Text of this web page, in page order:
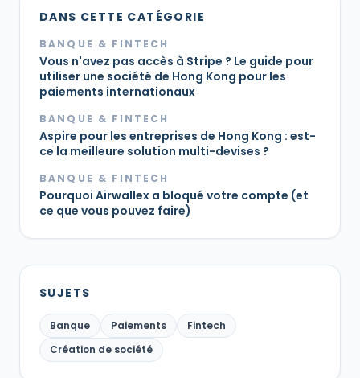
DANS CETTE CATÉGORIE
BANQUE & FINTECH
Vous n'avez pas accès à Stripe ? Le guide pour
utiliser une société de Hong Kong pour les
paiements internationaux
BANQUE & FINTECH
Aspire pour les entreprises de Hong Kong : est-
ce la meilleure solution multi-devises ?
BANQUE & FINTECH
Pourquoi Airwallex a bloqué votre compte (et
ce que vous pouvez faire)
SUJETS
Banque Paiements
Fintech
Création de société